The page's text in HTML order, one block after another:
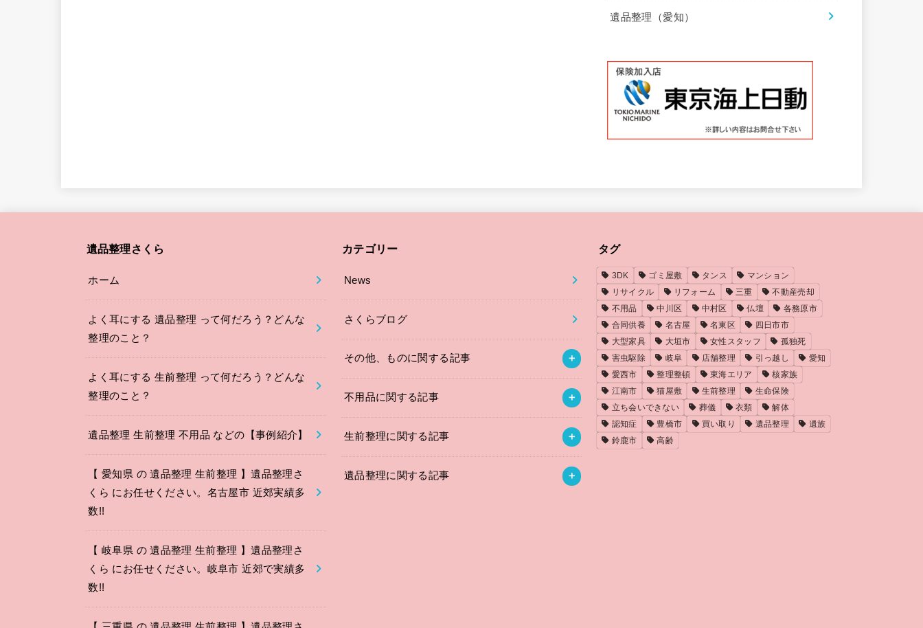
遺品整理（愛知）
遺品整理さくら
ホーム
よく耳にする 遺品整理 って何だろう？どんな
整理のこと？
よく耳にする 生前整理 って何だろう？どんな
整理のこと？
遺品整理 生前整理 不用品 などの【事例紹介】
【 愛知県 の 遺品整理 生前整理 】遺品整理さ
くら にお任せください。名古屋市 近郊実績多
数!!
【 岐阜県 の 遺品整理 生前整理 】遺品整理さ
くら にお任せください。岐阜市 近郊で実績多
数!!
カテゴリー
News
さくらブログ
その他、ものに関する記事
不用品に関する記事
生前整理に関する記事
遺品整理に関する記事
タグ
3DK ゴミ屋敷 タンス
マンション
リサイクル
リフォーム 三重
不動産売却
不用品
中川区 中村区 仏壇
各務原市
合同供養
名古屋 名東区
四日市市
大型家具
大垣市 女性スタッフ
孤独死
害虫駆除
岐阜 店舗整理 引っ越し
愛知
愛西市
整理整頓 東海エリア
核家族
江南市
猫屋敷 生前整理
生命保険
立ち会いできない
葬儀 衣類
解体
認知症
豊橋市 買い取り 遺品整理
遺族
鈴鹿市
高齢